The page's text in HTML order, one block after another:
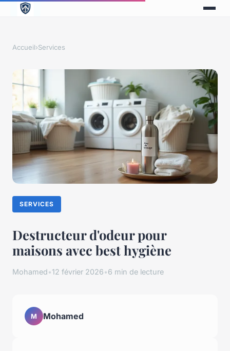
Accueil›Services
SERVICES
Destructeur d'odeur pour
maisons avec best hygiène
Mohamed•12 février 2026•6 min de lecture
M Mohamed